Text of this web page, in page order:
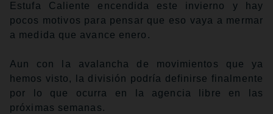
Estufa Caliente encendida este invierno y hay
pocos motivos para pensar que eso vaya a mermar
a medida que avance enero.
Aun con la avalancha de movimientos que ya
hemos visto, la división podría definirse finalmente
por lo que ocurra en la agencia libre en las
próximas semanas.